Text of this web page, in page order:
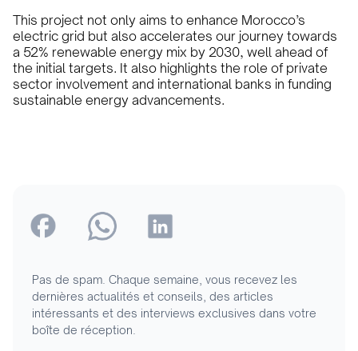
This project not only aims to enhance Morocco’s
electric grid but also accelerates our journey towards
a 52% renewable energy mix by 2030, well ahead of
the initial targets. It also highlights the role of private
sector involvement and international banks in funding
sustainable energy advancements.
Pas de spam. Chaque semaine, vous recevez les
dernières actualités et conseils, des articles
intéressants et des interviews exclusives dans votre
boîte de réception.